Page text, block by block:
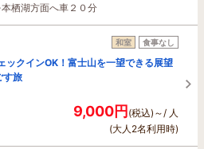
栖湖方面へ車２０分
和室 食事なし
ックインOK！富士山を一望できる展望
す旅
9,000円(税込)～/ 人
(大人2名利用時)